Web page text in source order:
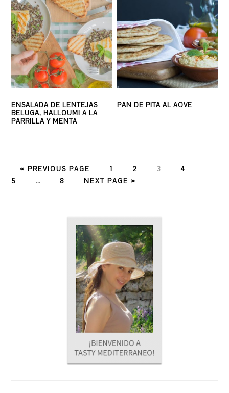
ENSALADA DE LENTEJAS
BELUGA, HALLOUMI A LA
PARRILLA Y MENTA
PAN DE PITA AL AOVE
« PREVIOUS PAGE PAGE
1 PAGE
2 PAGE
3 PAGE
4
5
… PAGE
8 NEXT PAGE »